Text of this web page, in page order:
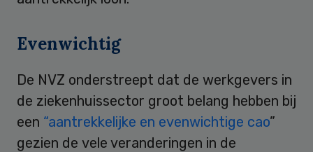
Evenwichtig
De NVZ onderstreept dat de werkgevers in
de ziekenhuissector groot belang hebben bij
een “aantrekkelijke en evenwichtige cao”
gezien de vele veranderingen in de